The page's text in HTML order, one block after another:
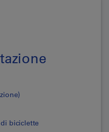
biciclette